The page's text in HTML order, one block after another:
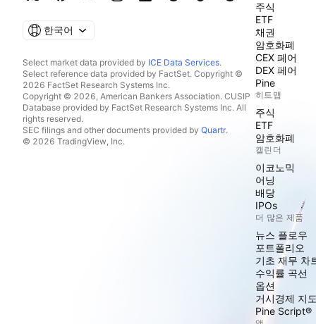
한국어
Select market data provided by ICE Data Services.
Select reference data provided by FactSet. Copyright ©
2026 FactSet Research Systems Inc.
Copyright © 2026, American Bankers Association. CUSIP
Database provided by FactSet Research Systems Inc. All
rights reserved.
SEC filings and other documents provided by Quartr.
© 2026 TradingView, Inc.
주식
ETF
채권
암호화폐
CEX 페어
DEX 페어
Pine
히트맵
주식
ETF
암호화폐
캘린더
이코노믹
어닝
배당
IPOs
더 많은 제품
뉴스 플로우
포트폴리오
기초 재무 차
수익률 곡선
옵션
거시경제 지
Pine Script®